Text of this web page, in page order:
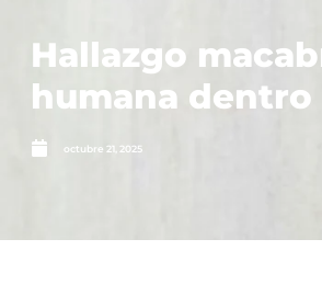
Hallazgo
humana
octubre 21, 2025